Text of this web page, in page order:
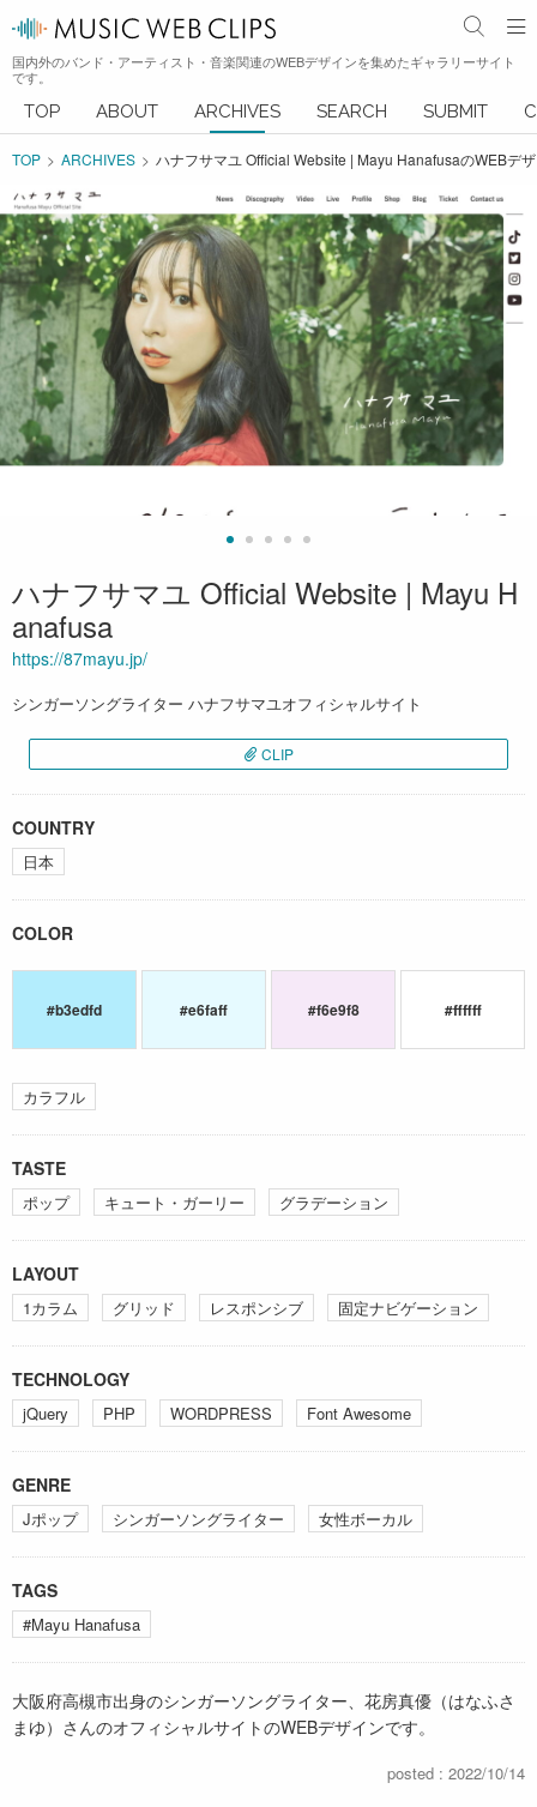
国内外のバンド・アーティスト・音楽関連のWEBデザインを集めたギャラリーサイト
です。
TOP ABOUT ARCHIVES SEARCH SUBMIT
TOP ARCHIVES ハナフサマユ Official Website | Mayu HanafusaのWEBデ
ハナフサマユ Official Website | Mayu H
anafusa
https://87mayu.jp/
シンガーソングライター ハナフサマユオフィシャルサイト
CLIP
COUNTRY
日本
COLOR
#b3edfd #e6faff #f6e9f8 #ffffff
カラフル
TASTE
ポップ キュート・ガーリー グラデーション
LAYOUT
1カラム グリッド レスポンシブ 固定ナビゲーション
TECHNOLOGY
jQuery PHP WORDPRESS Font Awesome
GENRE
Jポップ シンガーソングライター 女性ボーカル
TAGS
#Mayu Hanafusa
大阪府高槻市出身のシンガーソングライター、花房真優（はなふさ
まゆ）さんのオフィシャルサイトのWEBデザインです。
posted : 2022/10/14